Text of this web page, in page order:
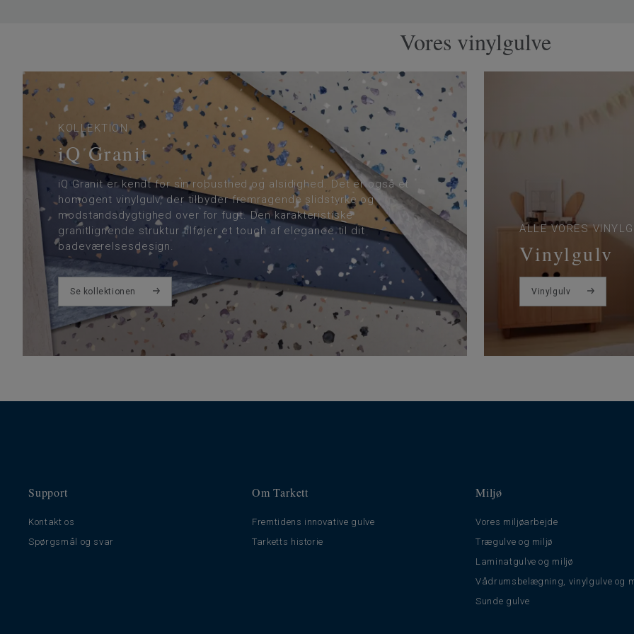
Vores vinylgulve
KOLLEKTION
iQ Granit
iQ Granit er kendt for sin robusthed og alsidighed. Det er også et
homogent vinylgulv, der tilbyder fremragende slidstyrke og
modstandsdygtighed over for fugt. Den karakteristiske
granitlignende struktur tilføjer et touch af elegance til dit
badeværelsesdesign.
Se kollektionen
ALLE VORES
Vinylgulv
Vinylgulv
Support
Kontakt os
Spørgsmål og svar
Om Tarkett
Fremtidens innovative gulve
Tarketts historie
Miljø
Vores miljøarbejde
Trægulve og miljø
Laminatgulve og miljø
Vådrumsbelægning, vinylgulve og
Sunde gulve